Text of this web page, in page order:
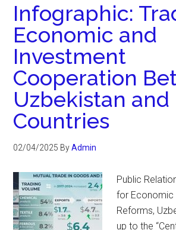
Infographic:
Economic and
Investment
Cooperation
Uzbekistan and
Countries
02/04/2025 ByAdmin
Public
for Economic
Reforms,
up to the